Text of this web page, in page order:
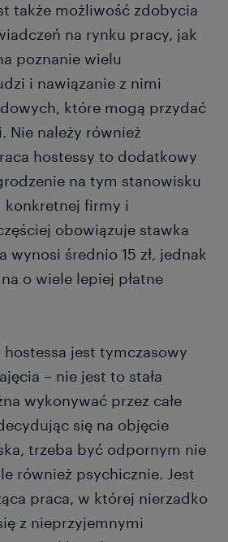
także możliwość zdobycia
na rynku pracy, jak
poznanie wielu
i nawiązanie z nimi
które mogą przydać
Nie należy również
hostessy to dodatkowy
na tym stanowisku
konkretnej firmy i
obowiązuje stawka
wynosi średnio 15 zł, jednak
o wiele lepiej płatne
hostessa jest tymczasowy
– nie jest to stała
wykonywać przez całe
się na objęcie
trzeba być odpornym nie
również psychicznie. Jest
praca, w której nierzadko
z nieprzyjemnymi